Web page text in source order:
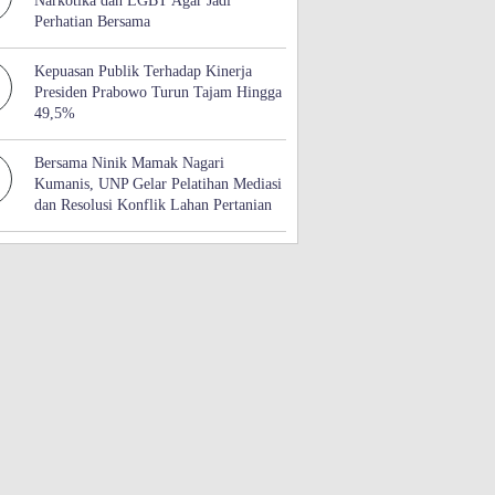
Perhatian Bersama
Kepuasan Publik Terhadap Kinerja
Presiden Prabowo Turun Tajam Hingga
49,5%
Bersama Ninik Mamak Nagari
Kumanis, UNP Gelar Pelatihan Mediasi
dan Resolusi Konflik Lahan Pertanian